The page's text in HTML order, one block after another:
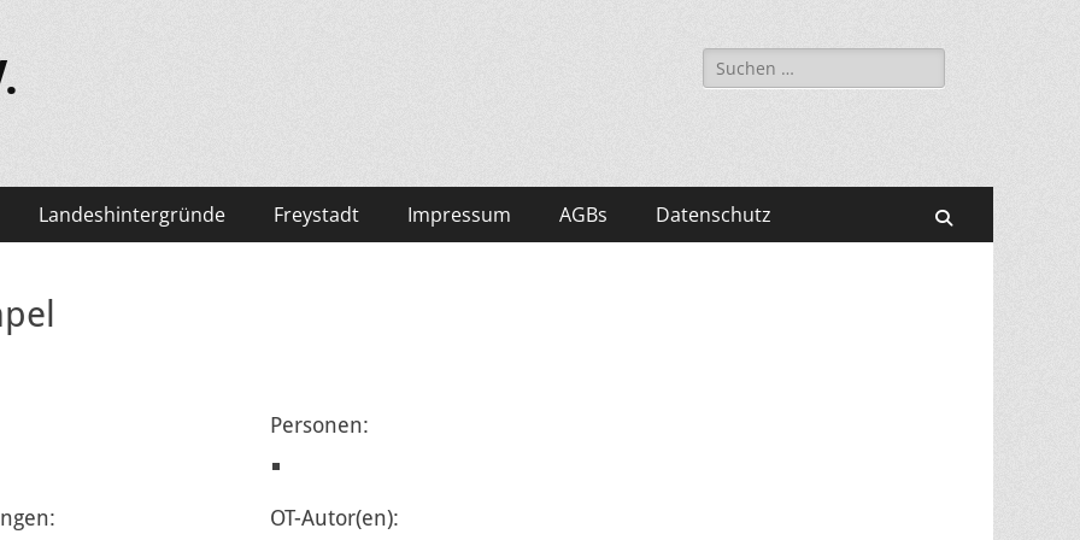
Suchen
nach:
Landeshintergründe Freystadt Impressum AGBs Datenschutz
Personen:
OT-Autor(en):